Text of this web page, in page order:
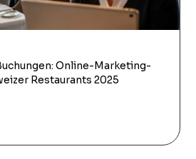
Online-Marketing-
Restaurants 2025